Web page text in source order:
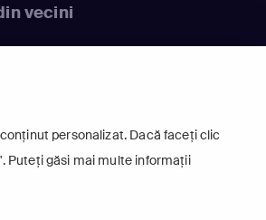
personalizat. Dacă faceți clic
Puteți găsi mai multe informații
vecini